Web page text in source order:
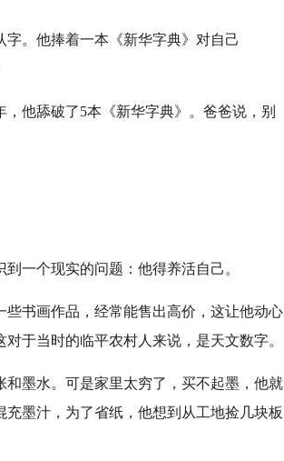
。他捧着一本《新华字典》对自己
他舔破了5本《新华字典》。爸爸说，别
一个现实的问题：他得养活自己。
书画作品，经常能售出高价，这让他动心
于当时的临平农村人来说，是天文数字。
墨水。可是家里太穷了，买不起墨，他就
墨汁，为了省纸，他想到从工地捡几块板